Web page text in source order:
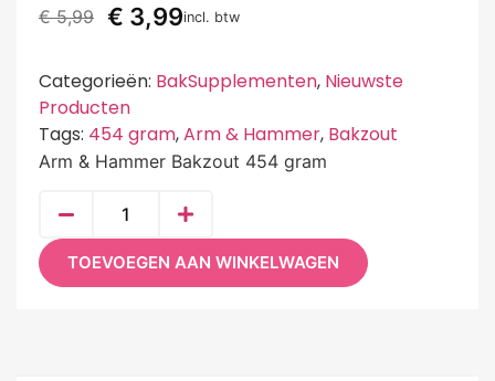
€5,99 € 3,99incl. btw
Categorieën: BakSupplementen, Nieuwste
Producten
Tags: 454 gram,Arm & Hammer, Bakzout
Arm & Hammer Bakzout 454 gram
TOEVOEGEN AAN WINKELWAGEN